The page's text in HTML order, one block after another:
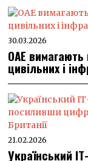
30.03.2026
ОАЕ вимагають
цивільних і
21.02.2026
Український